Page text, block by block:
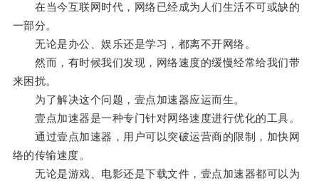
在当今互联网时代，网络已经成为人们生活不可或缺的
一部分。
无论是办公、娱乐还是学习，都离不开网络。
然而，有时候我们发现，网络速度的缓慢经常给我们带
来困扰。
为了解决这个问题，壹点加速器应运而生。
壹点加速器是一种专门针对网络速度进行优化的工具。
通过壹点加速器，用户可以突破运营商的限制，加快网
络的传输速度。
无论是游戏、电影还是下载文件，壹点加速器都可以为